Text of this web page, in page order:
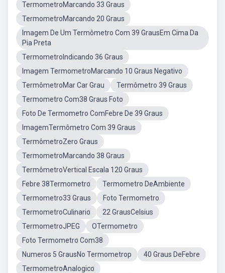
TermometroMarcando 33 Graus
TermometroMarcando 20 Graus
Imagem De Um Termômetro Com 39 GrausEm Cima Da
Pia Preta
TermometroIndicando 36 Graus
Imagem TermometroMarcando 10 Graus Negativo
TermômetroMar Car Grau
Termômetro 39 Graus
Termometro Com38 Graus Foto
Foto De Termometro ComFebre De 39 Graus
ImagemTermômetro Com 39 Graus
TermômetroZero Graus
TermometroMarcando 38 Graus
TermômetroVertical Escala 120 Graus
Febre 38Termometro
Termometro DeAmbiente
Termometro33 Graus
Foto Termometro
TermometroCulinario
22 GrausCelsius
TermometroJPEG
OTermometro
Foto Termometro Com38
Numeros 5 GrausNo Termometrop
40 Graus DeFebre
TermometroAnalogico